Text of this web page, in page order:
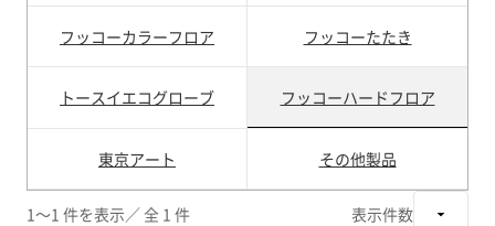
フッコーカラーフロア フッコーたたき
トースイエコグローブ フッコーハードフロア
東京アート その他製品
1～1 件を表示／ 全 1 件 表示件数